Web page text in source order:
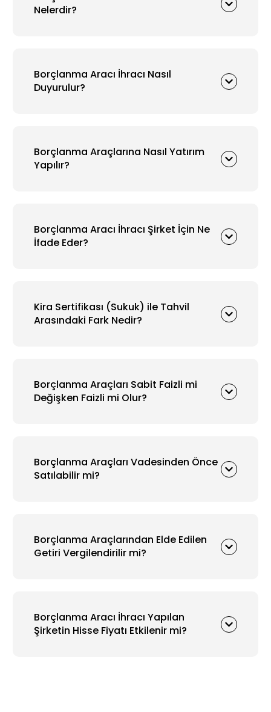
Nelerdir?
Borçlanma Aracı İhracı Nasıl
Duyurulur?
Borçlanma Araçlarına Nasıl Yatırım
Yapılır?
Borçlanma Aracı İhracı Şirket İçin Ne
İfade Eder?
Kira Sertifikası (Sukuk) ile Tahvil
Arasındaki Fark Nedir?
Borçlanma Araçları Sabit Faizli mi
Değişken Faizli mi Olur?
Borçlanma Araçları Vadesinden Önce
Satılabilir mi?
Borçlanma Araçlarından Elde Edilen
Getiri Vergilendirilir mi?
Borçlanma Aracı İhracı Yapılan
Şirketin Hisse Fiyatı Etkilenir mi?